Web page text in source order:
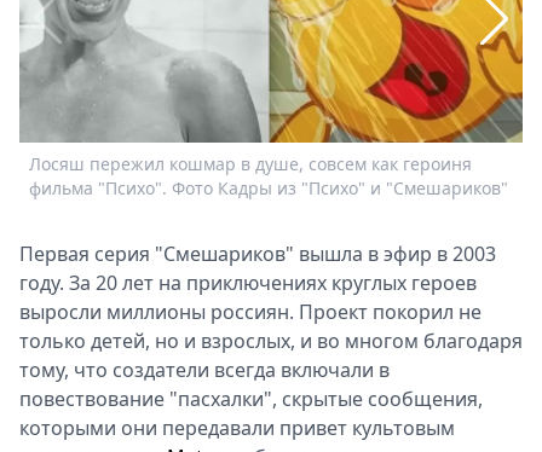
Звезды
Выборы
2026
Лосяш пережил кошмар в душе, совсем как героиня
фильма "Психо". Фото Кадры из "Психо" и "Смешариков"
Первая серия "Смешариков" вышла в эфир в 2003
году. За 20 лет на приключениях круглых героев
выросли миллионы россиян. Проект покорил не
только детей, но и взрослых, и во многом благодаря
тому, что создатели всегда включали в
повествование "пасхалки", скрытые сообщения,
которыми они передавали привет культовым